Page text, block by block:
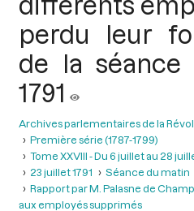
perdu leur
de la
1791
Archives parlementaires de la
Première série (1787-1799)
Tome XXVIII - Du 6 juillet au 28
23 juillet 1791
Séance du matin
Rapport par M. Palasne de
aux employés supprimés